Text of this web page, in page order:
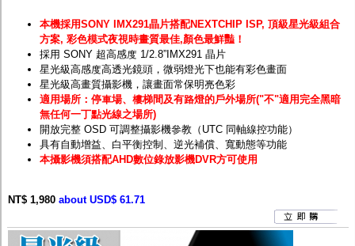
本機採用SONY IMX291晶片搭配NEXTCHIP ISP, 頂級星光級組合
方案, 彩色模式夜視時畫質最佳,顏色最鮮豔！
採用 SONY 超高感度 1/2.8”IMX291 晶片
星光級高感度高透光鏡頭，微弱燈光下也能有彩色畫面
星光級高畫質攝影機，讓畫面常保明亮色彩
適用場所：停車場、樓梯間及有路燈的戶外場所("不"適用完全黑暗
無任何一丁點光線之場所)
開放完整 OSD 可調整攝影機參教（UTC 同軸線控功能）
具有自動增益、白平衡控制、逆光補償、寬動態等功能
本攝影機須搭配AHD數位錄放影機DVR方可使用
NT$ 1,980 about USD$ 61.71